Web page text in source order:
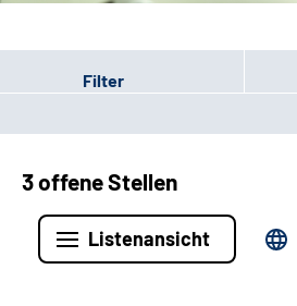
Filter
3 offene Stellen
Listenansicht